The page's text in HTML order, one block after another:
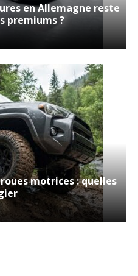
en Allemagne reste
premiums ?
motrices : quelles